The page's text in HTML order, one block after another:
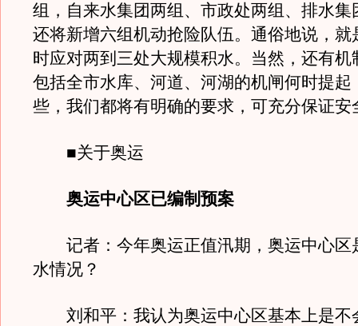
组，自来水集团两组、市政处两组、排水集
还将新增六组机动抢险队伍。通俗地说，就
时应对两到三处大规模积水。当然，还有机
包括全市水库、河道、河湖的机闸何时提起
些，我们都将有明确的要求，可充分保证安
■关于奥运
奥运中心区已编制预案
记者：今年奥运正值汛期，奥运中心区
水情况？
刘和平：我认为奥运中心区基本上是不